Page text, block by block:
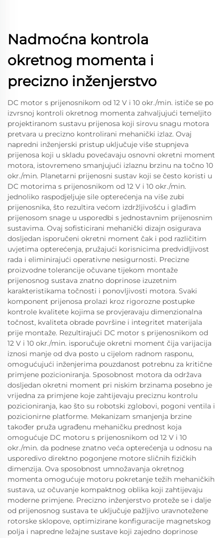
Nadmoćna kontrola
okretnog momenta i
precizno inženjerstvo
DC motor s prijenosnikom od 12 V i 10 okr./min. ističe se po
izvrsnoj kontroli okretnog momenta zahvaljujući temeljito
projektiranom sustavu prijenosa koji sirovu snagu motora
pretvara u precizno kontrolirani mehanički izlaz. Ovaj
napredni inženjerski pristup uključuje više stupnjeva
prijenosa koji u skladu povećavaju osnovni okretni moment
motora, istovremeno smanjujući izlaznu brzinu na točno 10
okr./min. Planetarni prijenosni sustav koji se često koristi u
DC motorima s prijenosnikom od 12 V i 10 okr./min.
jednoliko raspodjeljuje sile opterećenja na više zubi
prijenosnika, što rezultira većom izdržljivošću i glađim
prijenosom snage u usporedbi s jednostavnim prijenosnim
sustavima. Ovaj sofisticirani mehanički dizajn osigurava
dosljedan isporučeni okretni moment čak i pod različitim
uvjetima opterećenja, pružajući korisnicima predvidljivost
rada i eliminirajući operativne nesigurnosti. Precizne
proizvodne tolerancije očuvane tijekom montaže
prijenosnog sustava znatno doprinose izuzetnim
karakteristikama točnosti i ponovljivosti motora. Svaki
komponent prijenosa prolazi kroz rigorozne postupke
kontrole kvalitete kojima se provjeravaju dimenzionalna
točnost, kvaliteta obrade površine i integritet materijala
prije montaže. Rezultirajući DC motor s prijenosnikom od
12 V i 10 okr./min. isporučuje okretni moment čija varijacija
iznosi manje od dva posto u cijelom radnom rasponu,
omogućujući inženjerima pouzdanost potrebnu za kritične
primjene pozicioniranja. Sposobnost motora da održava
dosljedan okretni moment pri niskim brzinama posebno je
vrijedna za primjene koje zahtijevaju preciznu kontrolu
pozicioniranja, kao što su robotski zglobovi, pogoni ventila i
pozicionirne platforme. Mekanizam smanjenja brzine
također pruža ugrađenu mehaničku prednost koja
omogućuje DC motoru s prijenosnikom od 12 V i 10
okr./min. da podnese znatno veća opterećenja u odnosu na
usporedivo direktno pogonjene motore sličnih fizičkih
dimenzija. Ova sposobnost umnožavanja okretnog
momenta omogućuje motoru pokretanje težih mehaničkih
sustava, uz očuvanje kompaktnog oblika koji zahtijevaju
moderne primjene. Precizno inženjerstvo proteže se i dalje
od prijenosnog sustava te uključuje pažljivo uravnotežene
rotorske sklopove, optimizirane konfiguracije magnetskog
polja i napredne ležajne sustave koji zajedno doprinose